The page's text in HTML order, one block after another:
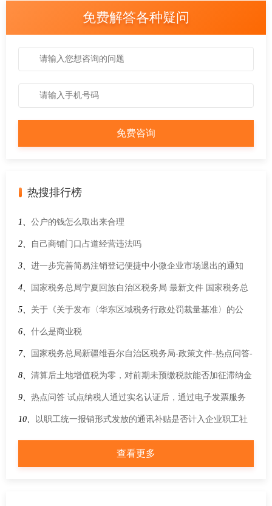
免费解答各种疑问
热搜排行榜
1、 公户的钱怎么取出来合理
2、 自己商铺门口占道经营违法吗
3、 进一步完善简易注销登记便捷中小微企业市场退出的通知
4、 国家税务总局宁夏回族自治区税务局 最新文件 国家税务总
局关于企业所得税年度汇算清缴有关事项的公告
5、 关于《关于发布〈华东区域税务行政处罚裁量基准〉的公
告》的解读
6、 什么是商业税
7、 国家税务总局新疆维吾尔自治区税务局-政策文件-热点问答-
请问纳税人销售活动板房后同时提供拆除服务适用混合销售行
为还是兼营行为呢？
8、 清算后土地增值税为零，对前期未预缴税款能否加征滞纳金
9、 热点问答 试点纳税人通过实名认证后，通过电子发票服务
平台开具发票，是否需要进行发票验旧操作？
10、 以职工统一报销形式发放的通讯补贴是否计入企业职工社
保费缴费工资？
查看更多